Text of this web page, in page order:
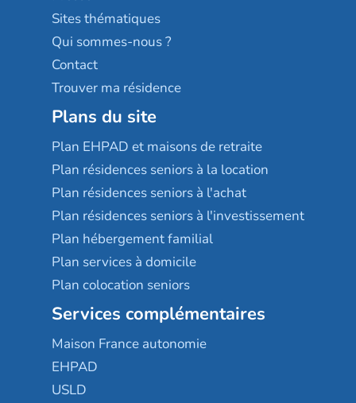
Résidences services Villa Médicis
Sites thématiques
Qui sommes-nous ?
Contact
Trouver ma résidence
Plans du site
Plan EHPAD et maisons de retraite
Plan résidences seniors à la location
Plan résidences seniors à l'achat
Plan résidences seniors à l'investissement
Plan hébergement familial
Plan services à domicile
Plan colocation seniors
Services complémentaires
Maison France autonomie
EHPAD
USLD